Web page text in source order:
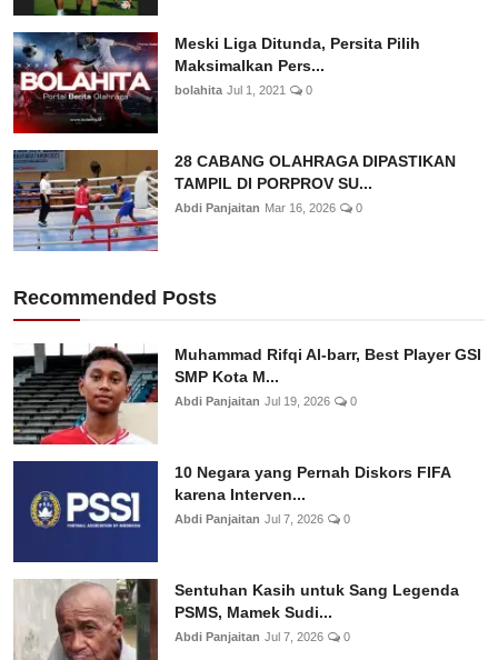
Meski Liga Ditunda, Persita Pilih
Maksimalkan Pers...
bolahita Jul 1, 2021 0
28 CABANG OLAHRAGA DIPASTIKAN
TAMPIL DI PORPROV SU...
Abdi Panjaitan Mar 16, 2026 0
Recommended Posts
Muhammad Rifqi Al-barr, Best Player GSI
SMP Kota M...
Abdi Panjaitan Jul 19, 2026 0
10 Negara yang Pernah Diskors FIFA
karena Interven...
Abdi Panjaitan Jul 7, 2026 0
Sentuhan Kasih untuk Sang Legenda
PSMS, Mamek Sudi...
Abdi Panjaitan Jul 7, 2026 0